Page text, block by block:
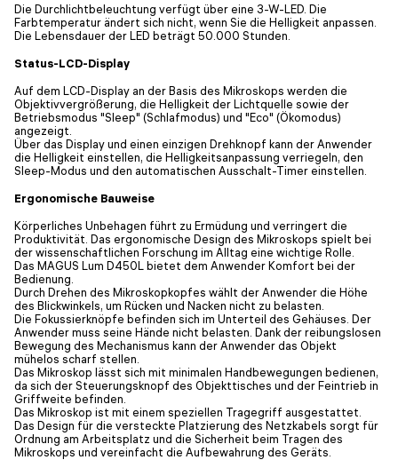
Die Durchlichtbeleuchtung verfügt über eine 3-W-LED. Die
Farbtemperatur ändert sich nicht, wenn Sie die Helligkeit anpassen.
Die Lebensdauer der LED beträgt 50.000 Stunden.
Status-LCD-Display
Auf dem LCD-Display an der Basis des Mikroskops werden die
Objektivvergrößerung, die Helligkeit der Lichtquelle sowie der
Betriebsmodus "Sleep" (Schlafmodus) und "Eco" (Ökomodus)
angezeigt.
Über das Display und einen einzigen Drehknopf kann der Anwender
die Helligkeit einstellen, die Helligkeitsanpassung verriegeln, den
Sleep-Modus und den automatischen Ausschalt-Timer einstellen.
Ergonomische Bauweise
Körperliches Unbehagen führt zu Ermüdung und verringert die
Produktivität. Das ergonomische Design des Mikroskops spielt bei
der wissenschaftlichen Forschung im Alltag eine wichtige Rolle.
Das MAGUS Lum D450L bietet dem Anwender Komfort bei der
Bedienung.
Durch Drehen des Mikroskopkopfes wählt der Anwender die Höhe
des Blickwinkels, um Rücken und Nacken nicht zu belasten.
Die Fokussierknöpfe befinden sich im Unterteil des Gehäuses. Der
Anwender muss seine Hände nicht belasten. Dank der reibungslosen
Bewegung des Mechanismus kann der Anwender das Objekt
mühelos scharf stellen.
Das Mikroskop lässt sich mit minimalen Handbewegungen bedienen,
da sich der Steuerungsknopf des Objekttisches und der Feintrieb in
Griffweite befinden.
Das Mikroskop ist mit einem speziellen Tragegriff ausgestattet.
Das Design für die versteckte Platzierung des Netzkabels sorgt für
Ordnung am Arbeitsplatz und die Sicherheit beim Tragen des
Mikroskops und vereinfacht die Aufbewahrung des Geräts.